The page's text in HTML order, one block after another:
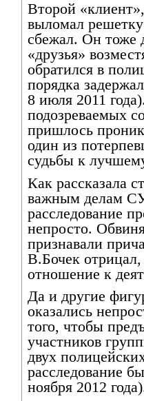
Второй
выломал
сбежал. Он тоже
«друзья»
обратился в
порядка
8 июля 2011
подозреваемых
пришлось
один из
судьбы к
Как рассказала
важным делам
расследование
непросто.
признавали
В.Бочек
отношение к
Да и другие
оказались
того, чтобы
участников
двух
расследование
ноября 2012